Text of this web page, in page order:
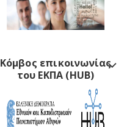
Κόμβος επικοινωνίας
του ΕΚΠΑ (HUB)